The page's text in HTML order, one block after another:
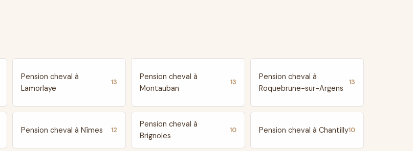
Pension cheval à
Lamorlaye
13
Pension cheval à
Montauban
13
Pension cheval à
Roquebrune-sur-Argens
13
Pension cheval à Nîmes 12
Pension cheval à
Brignoles
10 Pension cheval à Chantilly10